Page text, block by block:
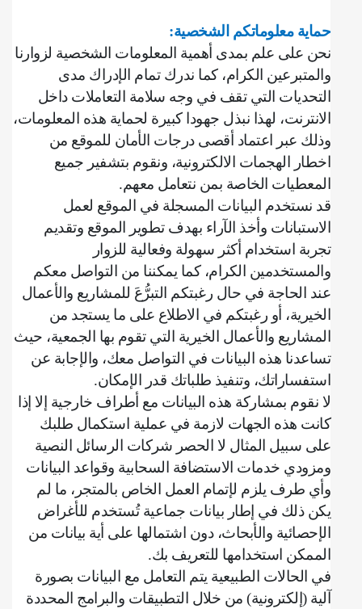
حماية معلوماتكم الشخصية:
نحن على علم بمدى أهمية المعلومات الشخصية لزوارنا
والمتبرعين الكرام، كما ندرك تمام الإدراك مدى
التحديات التي تقف في وجه سلامة التعاملات داخل
الانترنت، لهذا نبذل جهودا كبيرة لحماية هذه المعلومات،
وذلك عبر اعتماد أقصى درجات الأمان للموقع من
اخطار الهجمات الالكترونية، ونقوم بتشفير جميع
المعطيات الخاصة بمن نتعامل معهم.
قد نستخدم البيانات المسجلة في الموقع لعمل
الاستبانات وأخذ الآراء بهدف تطوير الموقع وتقديم
تجربة استخدام أكثر سهولة وفعالية للزوار
والمستخدمين الكرام، كما يمكننا من التواصل معكم
عند الحاجة في حال رغبتكم التبرُّعَ للمشاريع والأعمال
الخيرية، أو رغبتكم في الاطلاع على ما يستجد من
المشاريع والأعمال الخيرية التي تقوم بها الجمعية، حيث
تساعدنا هذه البيانات في التواصل معك، والإجابة عن
استفساراتك، وتنفيذ طلباتك قدر الإمكان.
لا نقوم بمشاركة هذه البيانات مع أطراف خارجية إلا إذا
كانت هذه الجهات لازمة في عملية استكمال طلبك
على سبيل المثال لا الحصر شركات الرسائل النصية
ومزودي خدمات الاستضافة السحابية وقواعد البيانات
وأي طرف يلزم لإتمام العمل الخاص بالمتجر، ما لم
يكن ذلك في إطار بيانات جماعية تُستخدم للأغراض
الإحصائية والأبحاث، دون اشتمالها على أية بيانات من
الممكن استخدامها للتعريف بك.
في الحالات الطبيعية يتم التعامل مع البيانات بصورة
آلية (إلكترونية) من خلال التطبيقات والبرامج المحددة